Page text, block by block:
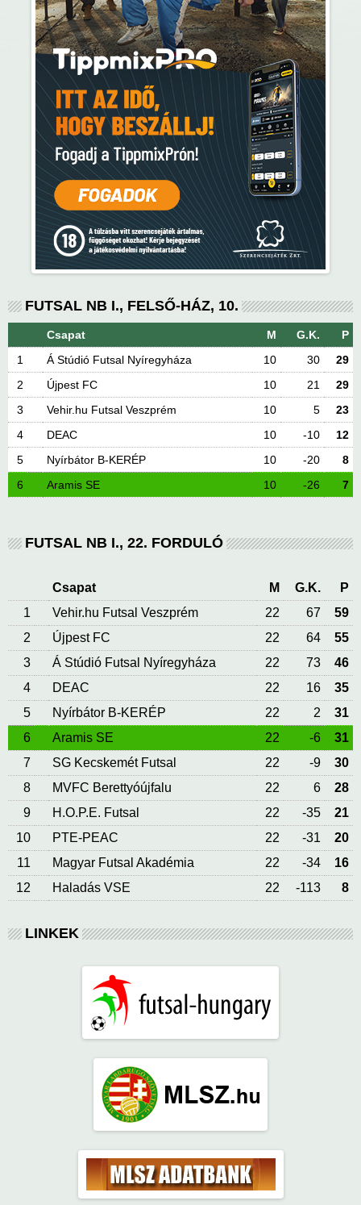
FUTSAL NB I., FELSŐ-HÁZ, 10.
Csapat M G.K.
P
1
Á Stúdió Futsal Nyíregyháza 10 30
29
2
Újpest FC 10 21
29
3
Vehir.hu Futsal Veszprém 10 5
23
4
DEAC 10 -10
12
5
Nyírbátor B-KERÉP 10 -20
8
6
Aramis SE 10 -26 7
FUTSAL NB I., 22. FORDULÓ
Csapat M G.K.
P
1
Vehir.hu Futsal Veszprém 22 67
59
2
Újpest FC 22 64
55
3
Á Stúdió Futsal Nyíregyháza 22 73
46
4
DEAC 22 16
35
5
Nyírbátor B-KERÉP 22 2
31
6
Aramis SE 22 -6
31
7
SG Kecskemét Futsal 22 -9
30
8
MVFC Berettyóújfalu 22 6
28
9
H.O.P.E. Futsal 22 -35
21
10
PTE-PEAC 22 -31
20
11
Magyar Futsal Akadémia 22 -34
16
12
Haladás VSE 22 -113 8
LINKEK